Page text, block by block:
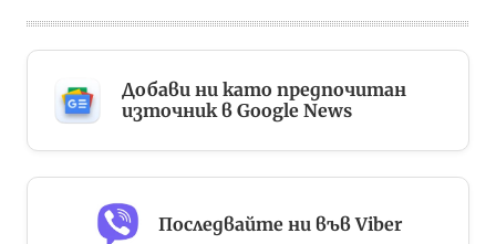
Добави ни като предпочитан
източник в Google News
Последвайте ни във Viber